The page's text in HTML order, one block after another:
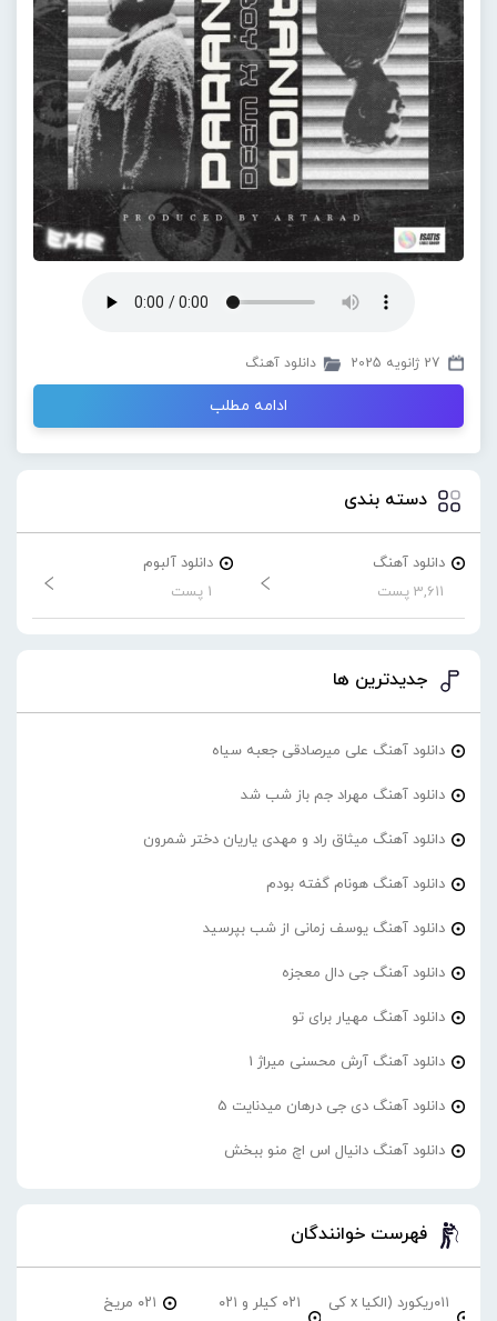
27 ژانویه 2025 دانلود آهنگ
ادامه مطلب
دسته بندی
دانلود آهنگ
3,611 پست
دانلود آلبوم
1 پست
جدیدترین ها
دانلود آهنگ علی میرصادقی جعبه سیاه
دانلود آهنگ مهراد جم باز شب شد
دانلود آهنگ میثاق راد و مهدی یاریان دختر شمرون
دانلود آهنگ هونام گفته بودم
دانلود آهنگ یوسف زمانی از شب بپرسید
دانلود آهنگ جی دال معجزه
دانلود آهنگ مهیار برای تو
دانلود آهنگ آرش محسنی میراژ 1
دانلود آهنگ دی جی درهان میدنایت 5
دانلود آهنگ دانیال اس اچ منو ببخش
فهرست خوانندگان
۰۱۱ریکورد (الکیا x کی
۰۲۱ کیلر و ۰۲۱
۰۲۱ مریخ